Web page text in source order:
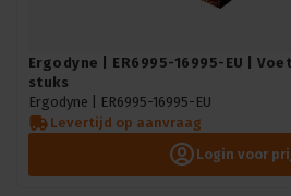
Ergodyne | ER6995-16995-EU |
stuks
Ergodyne |
ER6995-16995-EU
Levertijd op aanvraag
Login voor